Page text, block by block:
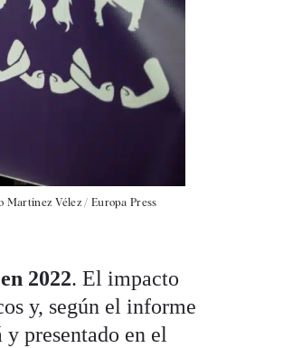
Martínez Vélez / Europa Press
2022. El impacto
y, según el informe
presentado en el